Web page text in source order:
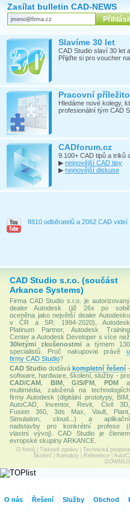
Zasílat bulletin CAD-NEWS
Slavíme 30 let
CAD Studio slaví 30 let
Přijďte si pro voucher na
Pracovní
Hledáme nové kolegy,
profesionální tým CAD
CADforum.cz
9.100+ CAD tipů a triků
▶ nejnovější CAD tipy
▶ nejnovější diskuse
8810 odběratelů a 2062 CAD videí
CAD Studio s.r.o. (součást
Arkance Systems)
Firma CAD Studio s.r.o. je autorizovaný
dealer Autodesk (již 26x po sobě
oceněna jako největší dealer Autodesku
v ČR a SR: 1994-2020), Autodesk
Platinum Partner, Autodesk Training
Center a Autodesk Developer s více než
30letými zkušenostmia týmem 130
specialistů. Proč nakupovat právě u
firmy CAD Studio?
CAD Studio dodávákompletní řešení-
software, hardware, školení, služby - pro
CAD/CAM
BIM,GIS/FM ,PDM a
multimédia, založená na technologiích
firmy Autodesk (digitální prototypy, BIM,
AutoCAD, Inventor, Revit, Civil 3D,
Fusion 360, 3ds Max, Vault, Plant,
Simulation, cloud...) a aplikační
nadstavby pro konkrétní profese (i
vlastní vývoj). CAD Studio je členem
evropské skupiny ARKANCE.
O firmě Tiskové zprávy Technická podpora
Školení
Kontakty Reference|
O nás Řešení Služby Obchod